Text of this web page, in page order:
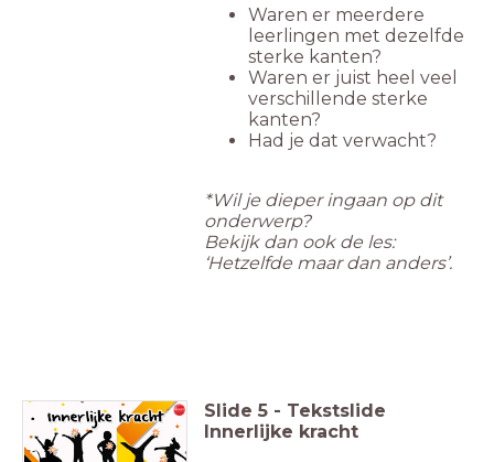
Waren er meerdere
leerlingen met dezelfde
sterke kanten?
Waren er juist heel veel
verschillende sterke
kanten?
Had je dat verwacht?
*Wil je dieper ingaan op dit
onderwerp?
Bekijk dan ook de les:
‘Hetzelfde maar dan anders’.
Slide 5 - Tekstslide
Innerlijke kracht